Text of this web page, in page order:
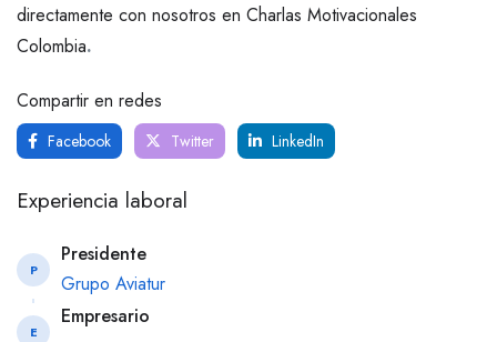
directamente con nosotros en Charlas Motivacionales
Colombia.
Compartir en redes
Facebook Twitter LinkedIn
Experiencia laboral
P
Presidente
Grupo Aviatur
E
Empresario